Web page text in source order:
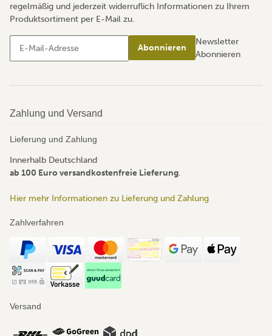
regelmäßig und jederzeit widerruflich Informationen zu Ihrem
Produktsortiment per E-Mail zu.
Abonnieren
Newsletter
Abonnieren
Zahlung und Versand
Lieferung und Zahlung
Innerhalb Deutschland
ab 100 Euro versandkostenfreie Lieferung.
Hier mehr Informationen zu Lieferung und Zahlung
Zahlverfahren
Versand